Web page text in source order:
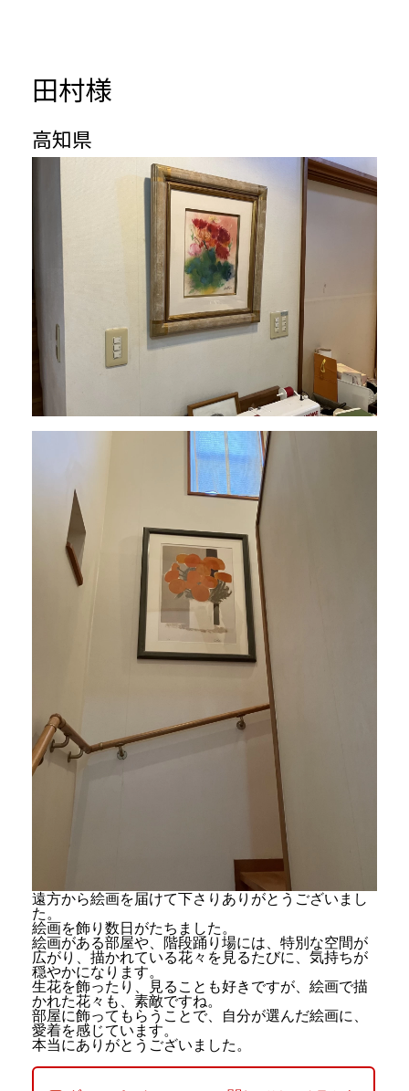
田村様
高知県
遠方から絵画を届けて下さりありがとうございまし
た。
絵画を飾り数日がたちました。
絵画がある部屋や、階段踊り場には、特別な空間が
広がり、描かれている花々を見るたびに、気持ちが
穏やかになります。
生花を飾ったり、見ることも好きですが、絵画で描
かれた花々も、素敵ですね。
部屋に飾ってもらうことで、自分が選んだ絵画に、
愛着を感じています。
本当にありがとうございました。